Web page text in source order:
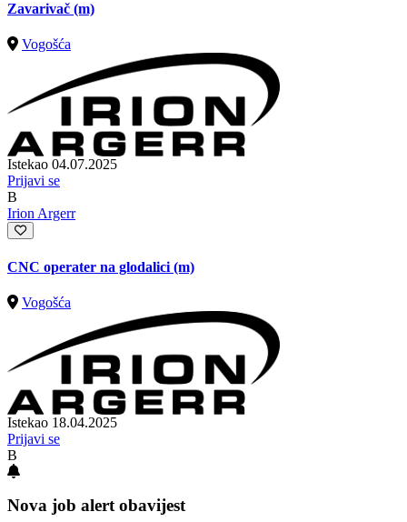
Zavarivač (m)
Vogošća
Istekao 04.07.2025
Prijavi se
B
Irion Argerr
CNC operater na glodalici (m)
Vogošća
Istekao 18.04.2025
Prijavi se
B
Nova job alert obavijest